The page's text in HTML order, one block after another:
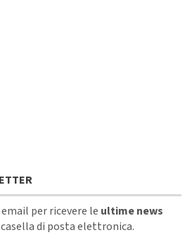
per ricevere le ultime news
di posta elettronica.